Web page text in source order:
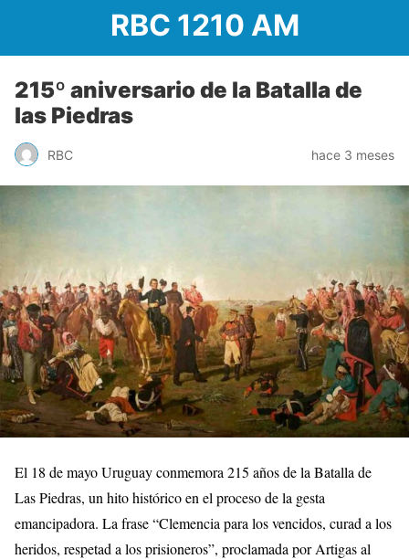
RBC 1210 AM
215º aniversario de la Batalla de
las Piedras
RBC hace 3 meses
El 18 de mayo Uruguay conmemora 215 años de la Batalla de
Las Piedras, un hito histórico en el proceso de la gesta
emancipadora. La frase “Clemencia para los vencidos, curad a los
heridos, respetad a los prisioneros”, proclamada por Artigas al